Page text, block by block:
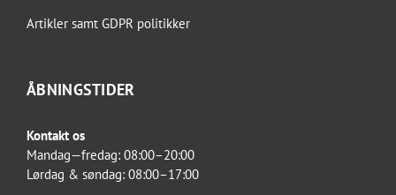
Artikler samt GDPR politikker
ÅBNINGSTIDER
Kontakt os
Mandag—fredag: 08:00–20:00
Lørdag & søndag: 08:00–17:00